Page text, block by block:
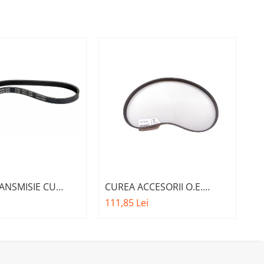
CU
11287631826
CUREA ACCESORII O.E.
11287603348 - BMW SERIA 1
111,85 Lei